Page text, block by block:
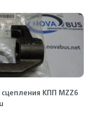
КПП MZZ6